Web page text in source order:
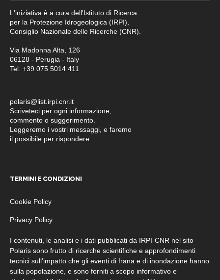
L'iniziativa è a cura dell'Istituto di Ricerca
per la Protezione Idrogeologica (IRPI),
Consiglio Nazionale delle Ricerche (CNR).
Via Madonna Alta, 126
06128 - Perugia - Italy
Tel: +39 075 5014 411
polaris@list.irpi.cnr.it
Scriveteci per ogni informazione,
commento o suggerimento.
Leggeremo i vostri messaggi, e faremo
il possibile per rispondere.
TERMINI E CONDIZIONI
Cookie Policy
Privacy Policy
I contenuti, le analisi e i dati pubblicati da IRPI-CNR nel sito
Polaris sono frutto di ricerche scientifiche e approfondimenti
tecnici sull’impatto che gli eventi di frana e di inondazione hanno
sulla popolazione, e sono forniti a scopo informativo e